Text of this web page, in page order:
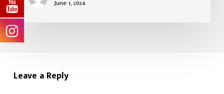
June 1, 2024
Leave a Reply